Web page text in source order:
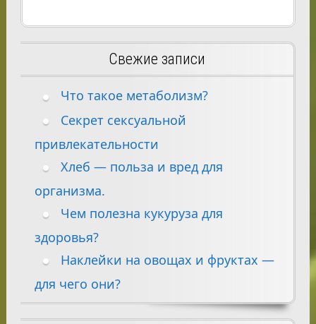
Свежие записи
Что такое метаболизм?
Секрет сексуальной
привлекательности
Хлеб — польза и вред для
организма.
Чем полезна кукуруза для
здоровья?
Наклейки на овощах и фруктах —
для чего они?